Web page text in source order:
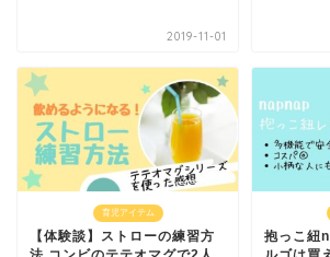
2019-11-01
育児アイテム
【体験談】ストローの練習方
抱っこ紐